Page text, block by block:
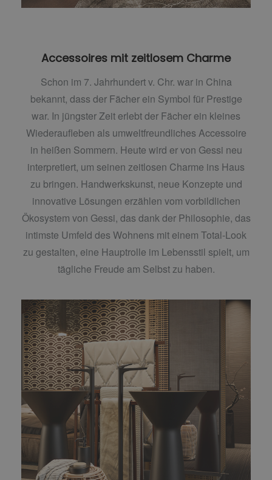
Accessoires mit zeitlosem Charme
Schon im 7. Jahrhundert v. Chr. war in China
bekannt, dass der Fächer ein Symbol für Prestige
war. In jüngster Zeit erlebt der Fächer ein kleines
Wiederaufleben als umweltfreundliches Accessoire
in heißen Sommern. Heute wird er von Gessi neu
interpretiert, um seinen zeitlosen Charme ins Haus
zu bringen. Handwerkskunst, neue Konzepte und
innovative Lösungen erzählen vom vorbildlichen
Ökosystem von Gessi, das dank der Philosophie, das
intimste Umfeld des Wohnens mit einem Total-Look
zu gestalten, eine Hauptrolle im Lebensstil spielt, um
tägliche Freude am Selbst zu haben.